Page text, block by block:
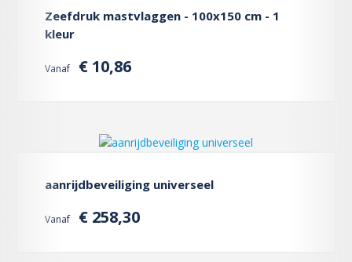
Zeefdruk mastvlaggen - 100x150 cm - 1
kleur
Vanaf € 10,86
aanrijdbeveiliging universeel
Vanaf € 258,30